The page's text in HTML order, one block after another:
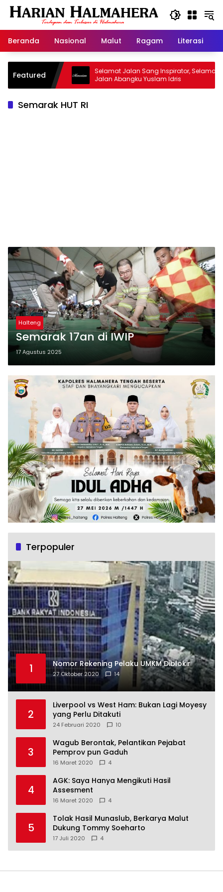
Langsung
Beranda
Nasional Malut Ragam Literasi
Featured
Warisan
Selamat Jalan Sang Inspirator, Selamat
Jalan Abangku Yuslam Idris
Semarak HUT RI
Halteng
Semarak 17an di IWIP
17 Agustus 2025
Terpopuler
1 Nomor Rekening Pelaku UMKM Diblokir
27 Oktober 2020 14
2
Liverpool vs West Ham: Bukan Lagi Moyesy
yang Perlu Ditakuti
24 Februari 2020 10
3
Wagub Berontak, Pelantikan Pejabat
Pemprov pun Gaduh
16 Maret 2020 4
4
AGK: Saya Hanya Mengikuti Hasil
Assesment
16 Maret 2020 4
5
Tolak Hasil Munaslub, Berkarya Malut
Dukung Tommy Soeharto
17 Juli 2020 4